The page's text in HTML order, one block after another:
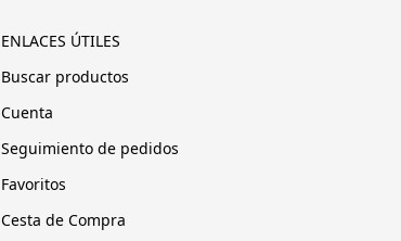
ENLACES ÚTILES
Buscar productos
Cuenta
Seguimiento de pedidos
Favoritos
Cesta de Compra